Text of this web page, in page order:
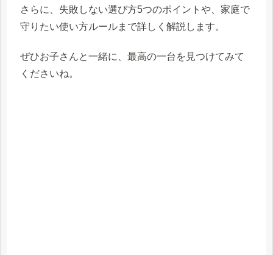
さらに、失敗しない選び方5つのポイントや、家庭で
守りたい使い方ルールまで詳しく解説します。
ぜひお子さんと一緒に、最高の一台を見つけてみて
くださいね。